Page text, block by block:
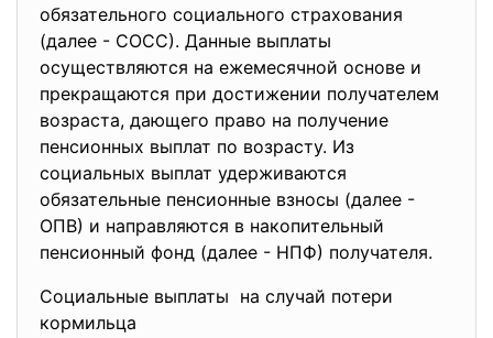
обязательного социального страхования
(далее - СОСС). Данные выплаты
осуществляются на ежемесячной основе и
прекращаются при достижении получателем
возраста, дающего право на получение
пенсионных выплат по возрасту. Из
социальных выплат удерживаются
обязательные пенсионные взносы (далее -
ОПВ) и направляются в накопительный
пенсионный фонд (далее - НПФ) получателя.
Социальные выплаты на случай потери
кормильца